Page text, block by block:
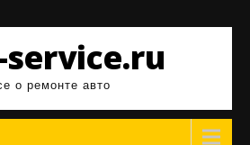
о ремонте авто